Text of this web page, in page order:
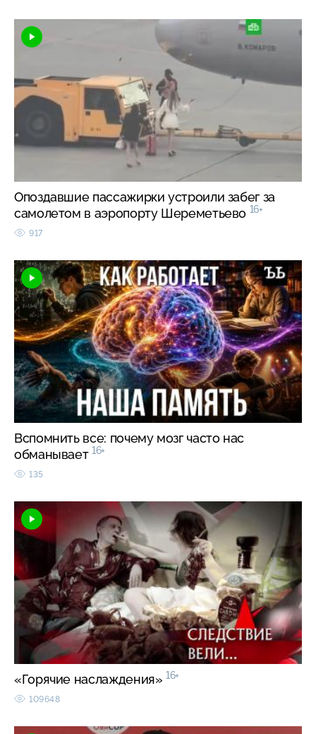
Опоздавшие пассажирки устроили забег за
самолетом в аэропорту Шереметьево 16+
917
Вспомнить все: почему мозг часто нас
обманывает 16+
135
«Горячие наслаждения» 16+
109648